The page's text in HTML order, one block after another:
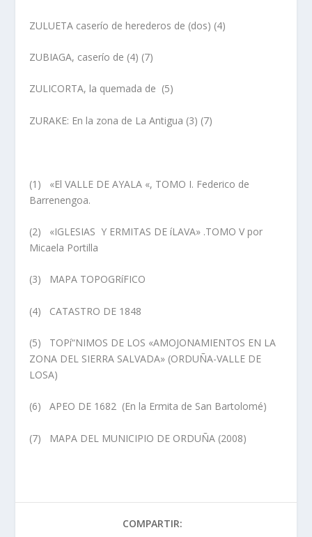
ZULUETA caserí­o de herederos de (dos) (4)
ZUBIAGA, caserí­o de (4) (7)
ZULICORTA, la quemada de (5)
ZURAKE: En la zona de La Antigua (3) (7)
(1) «El VALLE DE AYALA «, TOMO I. Federico de
Barrenengoa.
(2) «IGLESIAS Y ERMITAS DE íLAVA» .TOMO V por
Micaela Portilla
(3) MAPA TOPOGRíFICO
(4) CATASTRO DE 1848
(5) TOPí“NIMOS DE LOS «AMOJONAMIENTOS EN LA
ZONA DEL SIERRA SALVADA» (ORDUÑA-VALLE DE
LOSA)
(6) APEO DE 1682 (En la Ermita de San Bartolomé)
(7) MAPA DEL MUNICIPIO DE ORDUÑA (2008)
COMPARTIR: